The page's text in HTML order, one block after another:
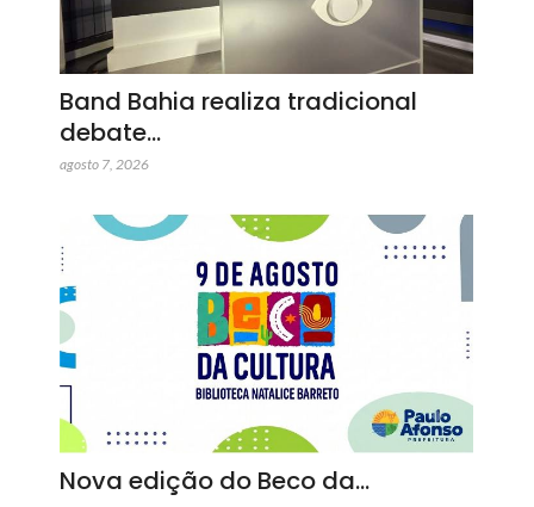
Band Bahia realiza tradicional
debate…
agosto 7, 2026
Nova edição do Beco da…